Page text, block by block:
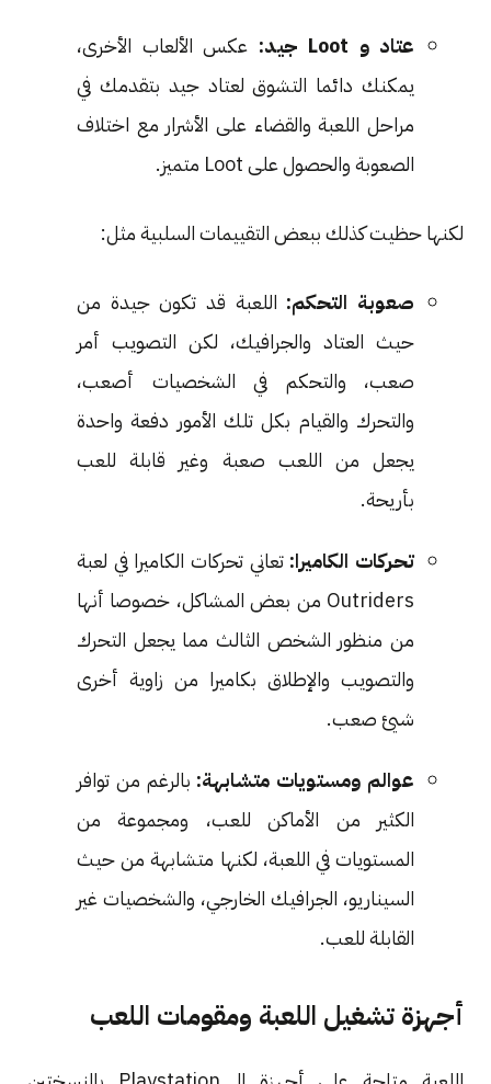
عتاد و Loot جيد:
عكس الألعاب الأخرى،
يمكنك دائما التشوق لعتاد جيد بتقدمك في
مراحل اللعبة والقضاء على الأشرار مع اختلاف
الصعوبة والحصول على Loot متميز.
لكنها حظيت كذلك ببعض التقييمات السلبية مثل:
صعوبة التحكم: اللعبة قد تكون جيدة من
حيث العتاد والجرافيك، لكن التصويب أمر
صعب، والتحكم في الشخصيات أصعب،
والتحرك والقيام بكل تلك الأمور دفعة واحدة
يجعل من اللعب صعبة وغير قابلة للعب
بأريحة.
تحركات الكاميرا: تعاني تحركات الكاميرا في لعبة
Outriders من بعض المشاكل، خصوصا أنها
من منظور الشخص الثالث مما يجعل التحرك
والتصويب والإطلاق بكاميرا من زاوية أخرى
شيئ صعب.
عوالم ومستويات متشابهة: بالرغم من توافر
الكثير من الأماكن للعب، ومجموعة من
المستويات في اللعبة، لكنها متشابهة من حيث
السيناريو، الجرافيك الخارجي، والشخصيات غير
القابلة للعب.
أجهزة تشغيل اللعبة ومقومات اللعب